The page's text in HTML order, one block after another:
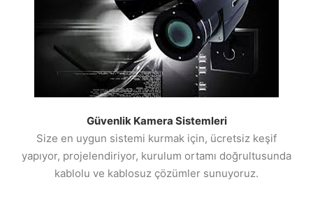
Güvenlik Kamera Sistemleri
Size en uygun sistemi kurmak için, ücretsiz keşif
yapıyor, projelendiriyor, kurulum ortamı doğrultusunda
kablolu ve kablosuz çözümler sunuyoruz.